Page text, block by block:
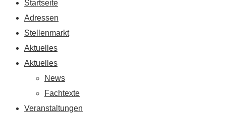
Startseite
Adressen
Stellenmarkt
Aktuelles
Aktuelles
News
Fachtexte
Veranstaltungen